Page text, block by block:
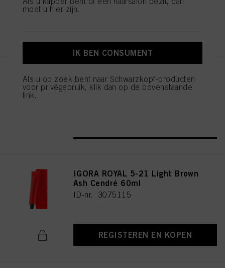
IGORA ROYAL Cools 9-19 60ml
ID-nr. 3075087
IGORA ROYAL 5-21 Light Brown
Ash Cendré 60ml
ID-nr. 3075115
REGISTEREN EN KOPEN
moet u hier zijn.
IK BEN CONSUMENT
Als u op zoek bent naar Schwarzkopf-producten
voor privégebruik, klik dan op de bovenstaande
link.